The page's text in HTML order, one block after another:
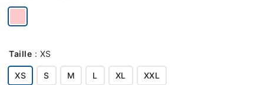
Taille : XS
XS S M L XL XXL